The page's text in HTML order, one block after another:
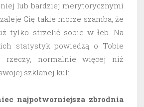
lub bardziej merytorycznymi
Cię takie morze szamba, że
tylko strzelić sobie w łeb. Na
statystyk powiedzą o Tobie
rzeczy, normalnie więcej niż
szklanej kuli.
najpotworniejsza zbrodnia